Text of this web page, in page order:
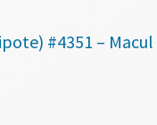
#4351 –